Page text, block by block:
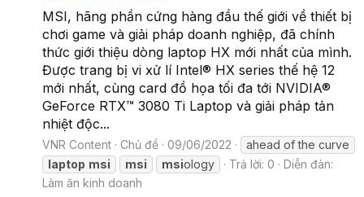
MSI, hãng phần cứng hàng đầu thế giới về thiết bị
chơi game và giải pháp doanh nghiệp, đã chính
thức giới thiệu dòng laptop HX mới nhất của mình.
Được trang bị vi xử lí Intel® HX series thế hệ 12
mới nhất, cùng card đồ họa tối đa tới NVIDIA®
GeForce RTX™ 3080 Ti Laptop và giải pháp tản
nhiệt độc...
VNR Content Chủ đề 09/06/2022
ahead of the curve
laptop msi msi msiology Trả lời: 0
Diễn đàn:
Làm ăn kinh doanh